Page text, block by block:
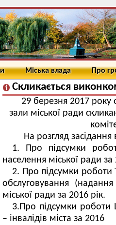
Міська влада Про
Скликається
29 березня 2017 року
зали міської ради
На розгляд
1. Про підсумки
населення міської ради за
2. Про підсумки роботи
обслуговування
міської ради за 2016 рік.
3.Про підсумки роботи
– інвалідів міста за 2016